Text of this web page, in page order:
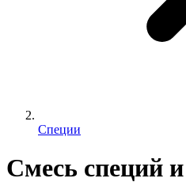
Специи
Смесь специй